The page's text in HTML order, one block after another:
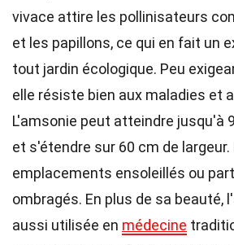
vivace attire les pollinisateurs
et les papillons, ce qui en fait un
tout jardin écologique. Peu
elle résiste bien aux maladies et
L'amsonie peut atteindre jusqu'à
et s'étendre sur 60 cm de largeur.
emplacements ensoleillés ou
ombragés. En plus de sa beauté,
aussi utilisée en médecine